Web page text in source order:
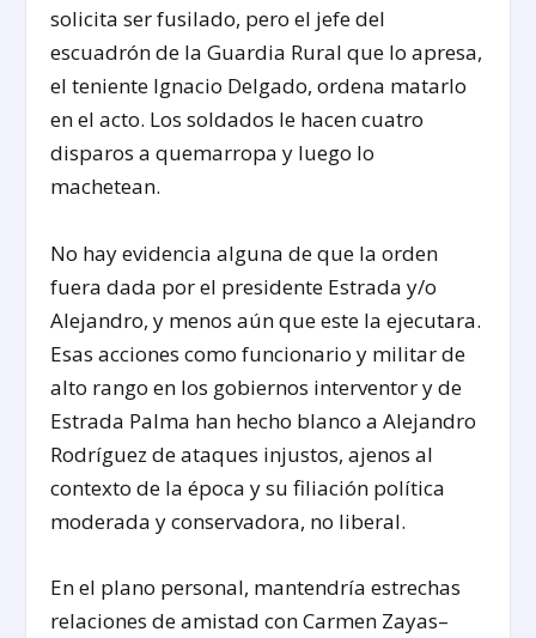
solicita ser fusilado, pero el jefe del
escuadrón de la Guardia Rural que lo apresa,
el teniente Ignacio Delgado, ordena matarlo
en el acto. Los soldados le hacen cuatro
disparos a quemarropa y luego lo
machetean.
No hay evidencia alguna de que la orden
fuera dada por el presidente Estrada y/o
Alejandro, y menos aún que este la ejecutara.
Esas acciones como funcionario y militar de
alto rango en los gobiernos interventor y de
Estrada Palma han hecho blanco a Alejandro
Rodríguez de ataques injustos, ajenos al
contexto de la época y su filiación política
moderada y conservadora, no liberal.
En el plano personal, mantendría estrechas
relaciones de amistad con Carmen Zayas–